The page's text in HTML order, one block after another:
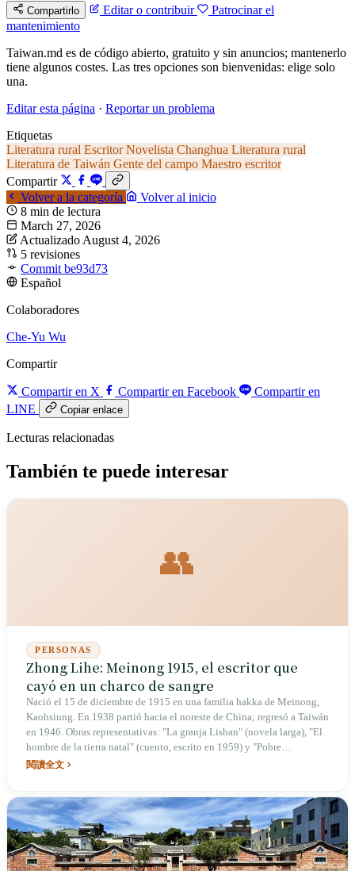
Compartirlo Editar o contribuir
Patrocinar el
mantenimiento
Taiwan.md es de código abierto, gratuito y sin anuncios; mantenerlo
tiene algunos costes. Las tres opciones son bienvenidas: elige solo
una.
Editar esta página · Reportar un problema
Etiquetas
Literatura rural EscritorNovelista Changhua Literatura rural
Literatura de Taiwán Gente del campo Maestro escritor
Compartir
Volver a la categoría
Volver al inicio
8 min de lectura
March 27, 2026
Actualizado August 4, 2026
5 revisiones
Commit be93d73
Español
Colaboradores
Che-Yu Wu
Compartir
Compartir en X Compartir en Facebook
Compartir en
LINE
Copiar enlace
Lecturas relacionadas
También te puede interesar
👥
PERSONAS
Zhong Lihe: Meinong 1915, el escritor que
cayó en un charco de sangre
Nació el 15 de diciembre de 1915 en una familia hakka de Meinong,
Kaohsiung. En 1938 partió hacia el noreste de China; regresó a Taiwán
en 1946. Obras representativas: "La granja Lishan" (novela larga), "El
hombre de la tierra natal" (cuento, escrito en 1959) y "Pobre
matrimonio". Se le conoce como "el escritor que cayó en un charco de
años, tosiendo sangre mientras corregía un manuscrito.
閱讀全文